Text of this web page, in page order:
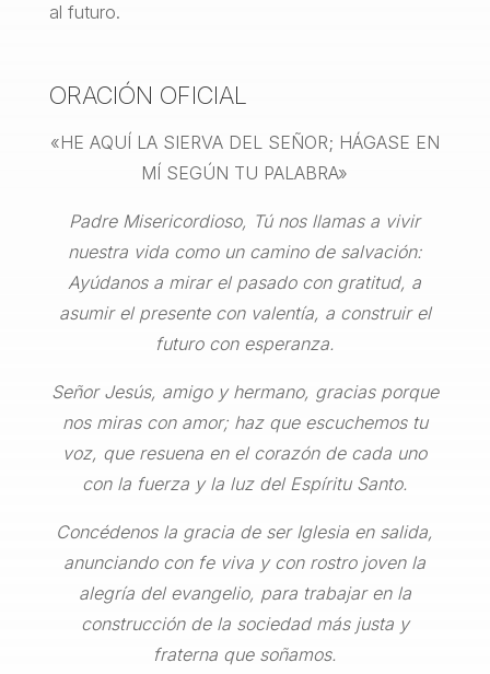
al futuro.
ORACIÓN OFICIAL
«HE AQUÍ LA SIERVA DEL SEÑOR; HÁGASE EN
MÍ SEGÚN TU PALABRA»
Padre Misericordioso, Tú nos llamas a vivir
nuestra vida como un camino de salvación:
Ayúdanos a mirar el pasado con gratitud, a
asumir el presente con valentía, a construir el
futuro con esperanza.
Señor Jesús, amigo y hermano, gracias porque
nos miras con amor; haz que escuchemos tu
voz, que resuena en el corazón de cada uno
con la fuerza y la luz del Espíritu Santo.
Concédenos la gracia de ser Iglesia en salida,
anunciando con fe viva y con rostro joven la
alegría del evangelio, para trabajar en la
construcción de la sociedad más justa y
fraterna que soñamos.